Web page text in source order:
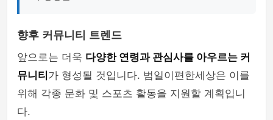
향후 커뮤니티 트렌드
앞으로는 더욱 다양한 연령과 관심사를 아우르는 커
뮤니티 가 형성될 것입니다. 범일이편한세상은 이를
위해 각종 문화 및 스포츠 활동을 지원할 계획입니
다.